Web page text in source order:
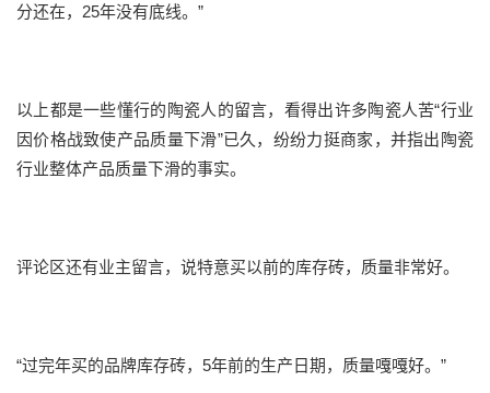
分还在，25年没有底线。”
以上都是一些懂行的陶瓷人的留言，看得出许多陶瓷人苦“行业
因价格战致使产品质量下滑”已久，纷纷力挺商家，并指出陶瓷
行业整体产品质量下滑的事实。
评论区还有业主留言，说特意买以前的库存砖，质量非常好。
“过完年买的品牌库存砖，5年前的生产日期，质量嘎嘎好。”